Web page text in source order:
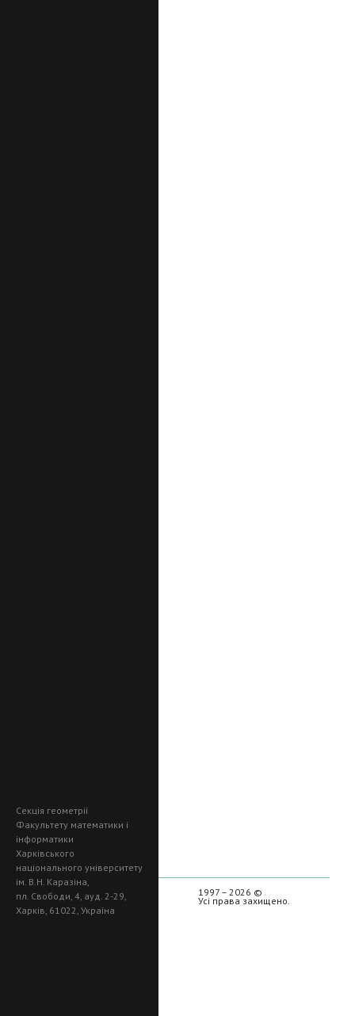
Секція геометрії
Факультету математики і
інформатики
Харківського
національного університету
ім. В.Н. Каразіна,
пл. Свободи, 4, ауд. 2-29,
Харків, 61022, Україна
1997 – 2026 ©
Усі права захищено.